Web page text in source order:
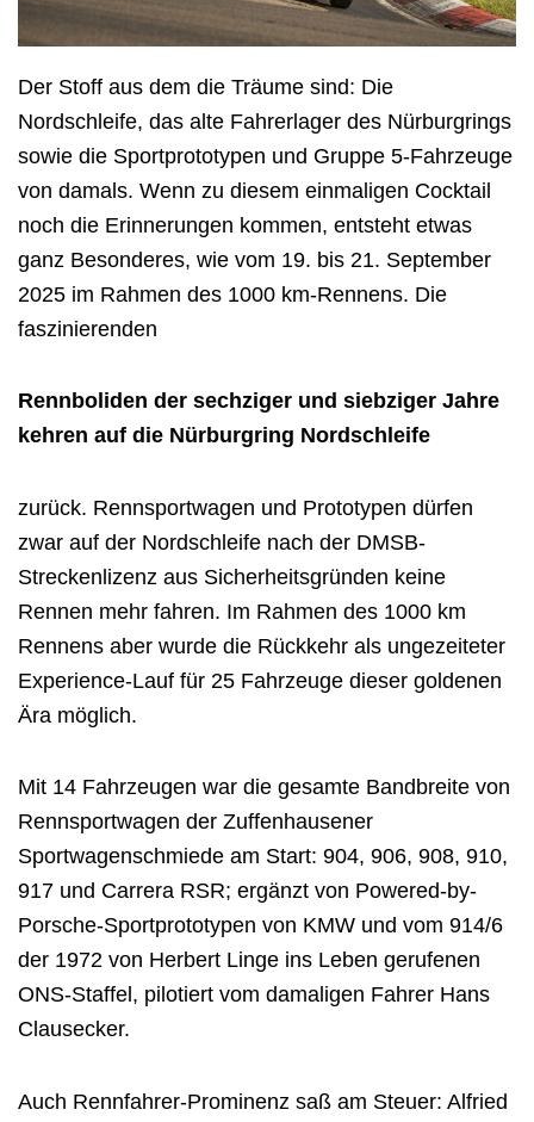
Der Stoff aus dem die Träume sind: Die
Nordschleife, das alte Fahrerlager des Nürburgrings
sowie die Sportprototypen und Gruppe 5-Fahrzeuge
von damals. Wenn zu diesem einmaligen Cocktail
noch die Erinnerungen kommen, entsteht etwas
ganz Besonderes, wie vom 19. bis 21. September
2025 im Rahmen des 1000 km-Rennens. Die
faszinierenden
Rennboliden der sechziger und siebziger Jahre
kehren auf die Nürburgring Nordschleife
zurück. Rennsportwagen und Prototypen dürfen
zwar auf der Nordschleife nach der DMSB-
Streckenlizenz aus Sicherheitsgründen keine
Rennen mehr fahren. Im Rahmen des 1000 km
Rennens aber wurde die Rückkehr als ungezeiteter
Experience-Lauf für 25 Fahrzeuge dieser goldenen
Ära möglich.
Mit 14 Fahrzeugen war die gesamte Bandbreite von
Rennsportwagen der Zuffenhausener
Sportwagenschmiede am Start: 904, 906, 908, 910,
917 und Carrera RSR; ergänzt von Powered-by-
Porsche-Sportprototypen von KMW und vom 914/6
der 1972 von Herbert Linge ins Leben gerufenen
ONS-Staffel, pilotiert vom damaligen Fahrer Hans
Clausecker.
Auch Rennfahrer-Prominenz saß am Steuer: Alfried